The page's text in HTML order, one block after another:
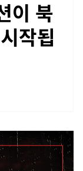
이 북
작됩